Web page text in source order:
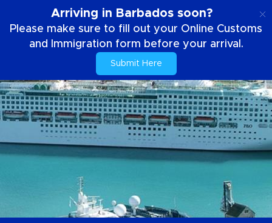
Arriving in Barbados soon?
Please make sure to fill out your Online Customs
and Immigration form before your arrival.
Submit Here